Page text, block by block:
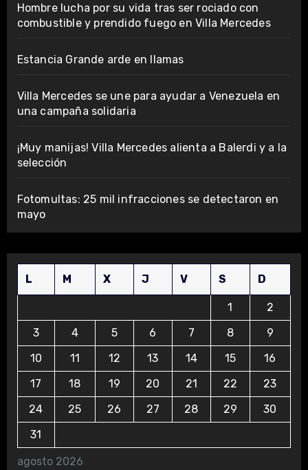
Hombre lucha por su vida tras ser rociado con
combustible y prendido fuego en Villa Mercedes
Estancia Grande arde en llamas
Villa Mercedes se une para ayudar a Venezuela en
una campaña solidaria
¡Muy manijas! Villa Mercedes alienta a Balerdi y a la
selección
Fotomultas: 25 mil infracciones se detectaron en
mayo
agosto 2026
L M X J V S D
1
2
3
4 5 6 7 8
9
10
11 12 13 14 15
16
17
18 19 20 21 22
23
24
25 26 27 28 29
30
31